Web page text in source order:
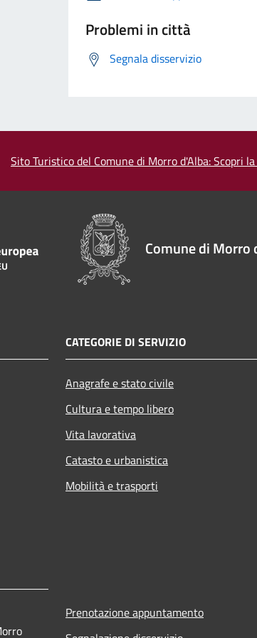
Problemi in città
Segnala disservizio
Sito Turistico del Comune di Morro d'Alba: Scopri
Comune di Morro
CATEGORIE DI SERVIZIO
Anagrafe e stato civile
Cultura e tempo libero
Vita lavorativa
Catasto e urbanistica
Mobilità e trasporti
Prenotazione appuntamento